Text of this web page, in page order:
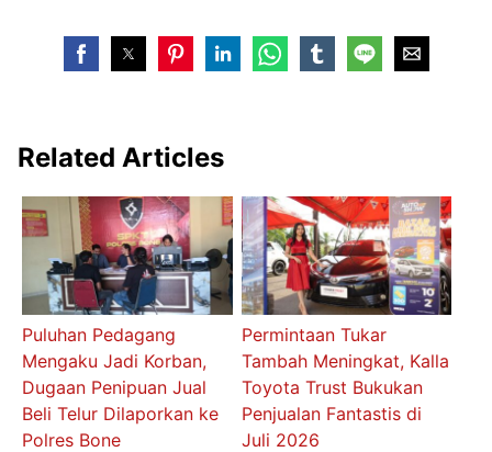
Related Articles
Puluhan Pedagang
Mengaku Jadi Korban,
Dugaan Penipuan Jual
Beli Telur Dilaporkan ke
Polres Bone
Permintaan Tukar
Tambah Meningkat, Kalla
Toyota Trust Bukukan
Penjualan Fantastis di
Juli 2026